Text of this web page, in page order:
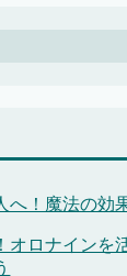
へ！魔法の効
オロナインを